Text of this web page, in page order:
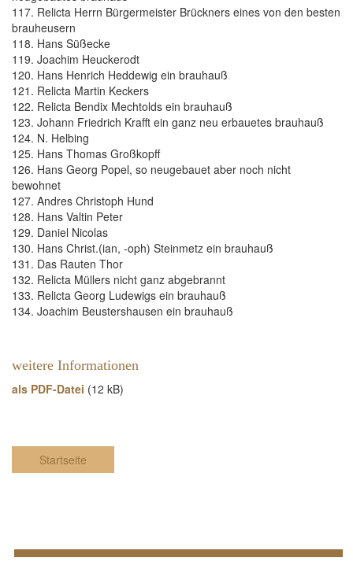
117. Relicta Herrn Bürgermeister Brückners eines von den besten
brauheusern
118. Hans Süßecke
119. Joachim Heuckerodt
120. Hans Henrich Heddewig ein brauhauß
121. Relicta Martin Keckers
122. Relicta Bendix Mechtolds ein brauhauß
123. Johann Friedrich Krafft ein ganz neu erbauetes brauhauß
124. N. Helbing
125. Hans Thomas Großkopff
126. Hans Georg Popel, so neugebauet aber noch nicht
bewohnet
127. Andres Christoph Hund
128. Hans Valtin Peter
129. Daniel Nicolas
130. Hans Christ.(ian, -oph) Steinmetz ein brauhauß
131. Das Rauten Thor
132. Relicta Müllers nicht ganz abgebrannt
133. Relicta Georg Ludewigs ein brauhauß
134. Joachim Beustershausen ein brauhauß
weitere Informationen
als PDF-Datei (12 kB)
Startseite